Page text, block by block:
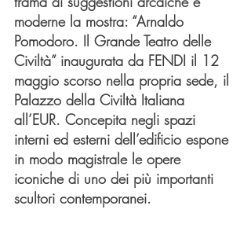
moderne la mostra: “Arnaldo
Pomodoro. Il Grande Teatro delle
Civiltà” inaugurata da FENDI il 12
maggio scorso nella propria sede, il
Palazzo della Civiltà Italiana
all’EUR. Concepita negli spazi
interni ed esterni dell’edificio espone
in modo magistrale le opere
iconiche di uno dei più importanti
scultori contemporanei.